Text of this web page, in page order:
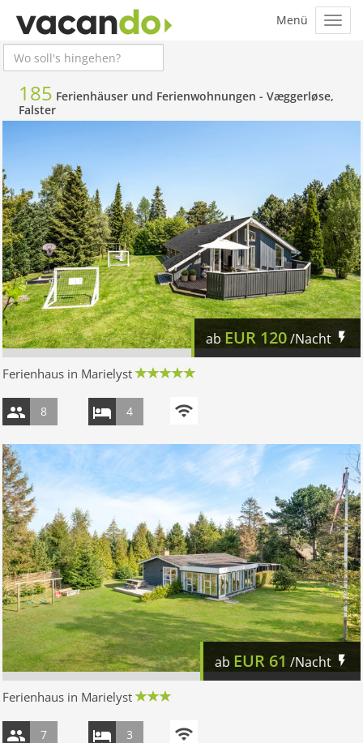
185 Ferienhäuser und Ferienwohnungen - Væggerløse,
Falster
ab EUR 120/Nacht
Ferienhaus in Marielyst
8 4
ab EUR 61 /Nacht
Ferienhaus in Marielyst
7 3